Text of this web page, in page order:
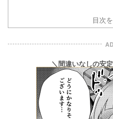
目次
AD
＼間違いなしの安